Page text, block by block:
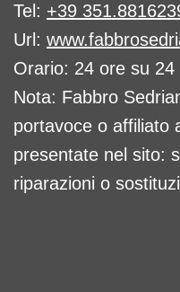
Tel: +39
Url:
Orario: 24 ore su
Nota: Fabbro
portavoce o affiliato
presentate nel sito:
riparazioni o